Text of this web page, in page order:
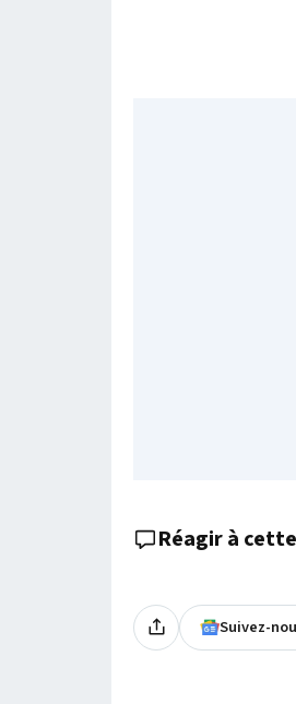
Réagir à
Suivez-